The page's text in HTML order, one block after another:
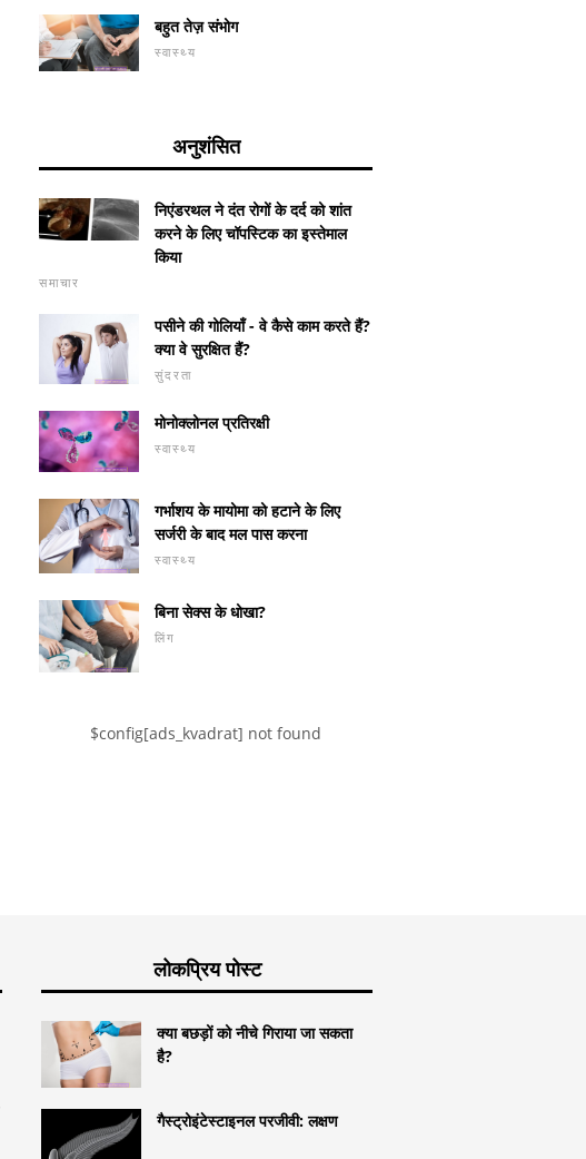
ह्यूमन ASSEMBLES -
एस्कारियासिस के लक्षण और
बहुत तेज़ संभोग
स्वास्थ्य
अनुशंसित
निएंडरथल ने दंत रोगों के दर्द को शांत
करने के लिए चॉपस्टिक का इस्तेमाल
किया
समाचार
पसीने की गोलियाँ - वे कैसे काम करते हैं?
क्या वे सुरक्षित हैं?
सुंदरता
मोनोक्लोनल प्रतिरक्षी
स्वास्थ्य
गर्भाशय के मायोमा को हटाने के लिए
सर्जरी के बाद मल पास करना
स्वास्थ्य
बिना सेक्स के धोखा?
लिंग
$config[ads_kvadrat] not found
लोकप्रिय पोस्ट
क्या बछड़ों को नीचे गिराया जा सकता
है?
गैस्ट्रोइंटेस्टाइनल परजीवी: लक्षण